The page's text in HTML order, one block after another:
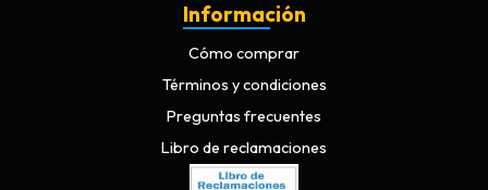
Información
Cómo comprar
Términos y condiciones
Preguntas frecuentes
Libro de reclamaciones